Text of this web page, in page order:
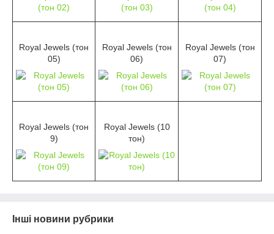
Royal Jewels (тон
05)
Royal Jewels (тон
06)
Royal Jewels (тон
07)
Royal Jewels (тон
9)
Royal Jewels (10
тон)
Інші новини рубрики